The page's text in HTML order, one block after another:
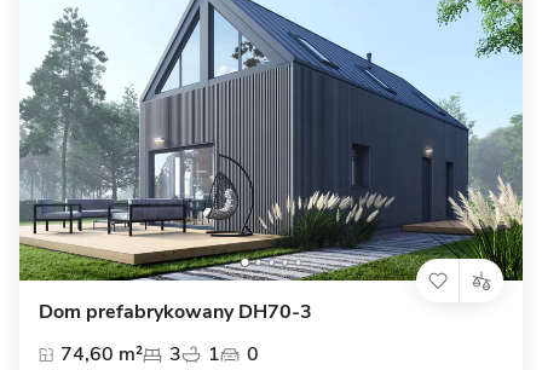
Dom prefabrykowany DH70-3
74,60 m²
3 1 0